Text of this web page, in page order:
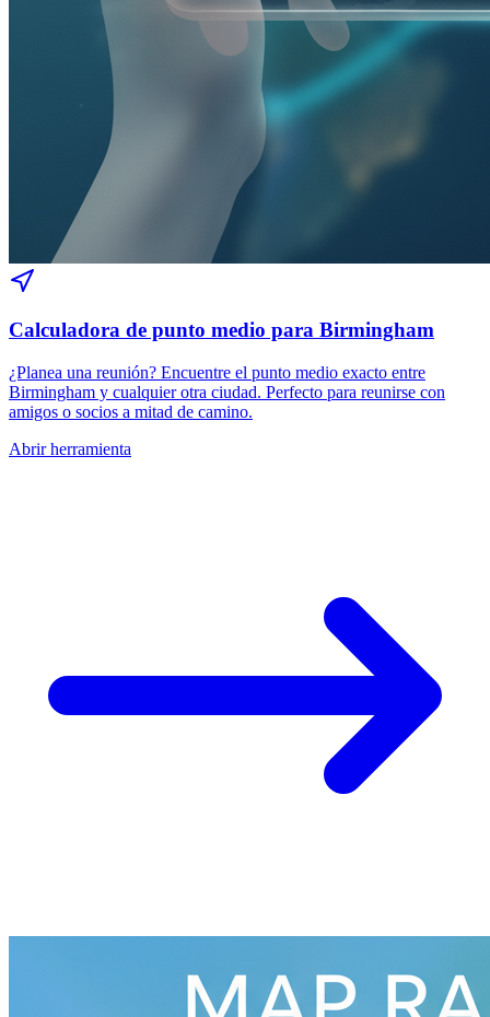
Calculadora de punto medio para Birmingham
¿Planea una reunión? Encuentre el punto medio exacto entre
Birmingham y cualquier otra ciudad. Perfecto para reunirse con
amigos o socios a mitad de camino.
Abrir herramienta